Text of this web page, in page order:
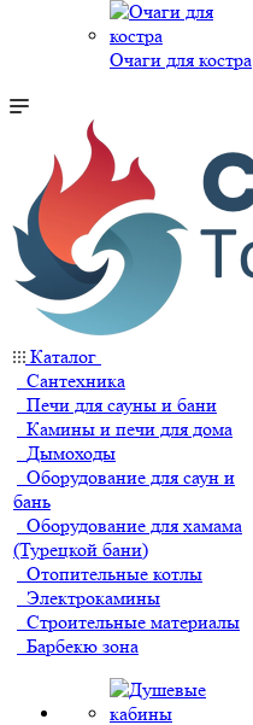
Очаги для костра
Каталог
Сантехника
Печи для сауны и бани
Камины и печи для дома
Дымоходы
Оборудование для саун и
бань
Оборудование для хамама
(Турецкой бани)
Отопительные котлы
Электрокамины
Строительные материалы
Барбекю зона